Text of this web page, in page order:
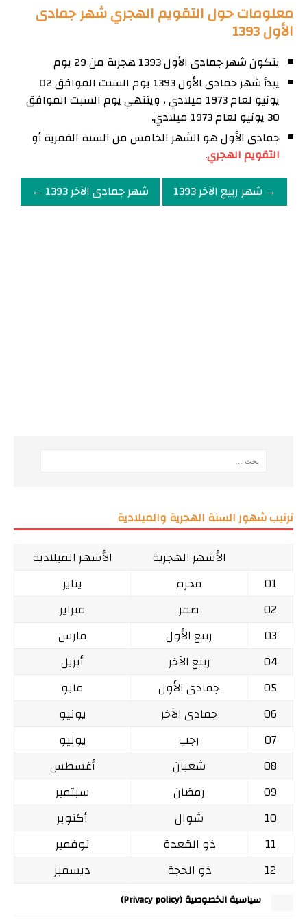
معلومات حول التقويم الهجري شهر جمادى
الأول 1393
يتكون شهر جمادى الأول 1393 هجرية من 29 يوم
يبدأ شهر جمادى الأول 1393 يوم السبت الموافق 02
يونيو لعام 1973 ميلادي ، وينتهي يوم السبت الموافق
30 يونيو لعام 1973 ميلادي.
جمادى الأول هو الشهر الخامس من السنة القمرية أو
التقويم الهجري.
→ شهر ربيع الآخر 1393
شهر جمادى الآخر 1393 ←
ترتيب شهور السنة الهجرية والميلادية
الأشهر الهجرية
الأشهر الميلادية
01
محرم
يناير
02
صفر
فبراير
03
ربيع الأول
مارس
04
ربيع الآخر
أبريل
05
جمادى الأول
مايو
06
جمادى الآخر
يونيو
07
رجب
يوليو
08
شعبان
أغسطس
09
رمضان
سبتمبر
10
شوال
أكتوبر
11
ذو القعدة
نوفمبر
12
ذو الحجة ديسمبر
سياسية الخصوصية (Privacy policy)